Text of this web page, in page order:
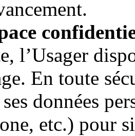
l’Usager
En toute
données
etc.) pour